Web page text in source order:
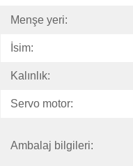
Menşe yeri:
İsim:
Kalınlık:
Servo motor:
Ambalaj bilgileri: